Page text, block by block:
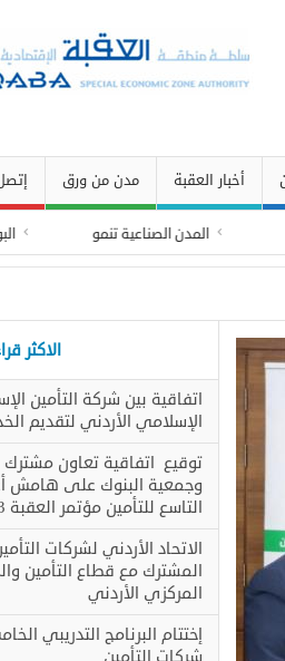
أخبار العقبة مدن من ورق
البوتاس والفوسفات تنمو
الاكثر
اتفاقية بين شركة التأمين
الإسلامي الأردني لتقديم
توقيع اتفاقية تعاون مشترك
وجمعية البنوك على هامش
التاسع للتأمين مؤتمر العقبة 2023
الاتحاد الأردني لشركات
المشترك مع قطاع التأمين
المركزي الأردني
إختتام البرنامج التدريبي